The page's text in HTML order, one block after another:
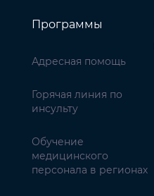
Программы
Адресная помощь
Горячая линия по
инсульту
Обучение
медицинского
персонала в регионах